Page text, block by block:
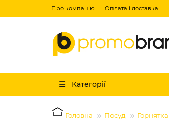
Про компанію Оплата і доставка
Категорії
Головна Посуд Горнятка